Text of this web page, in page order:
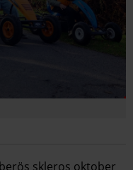
skleros oktober